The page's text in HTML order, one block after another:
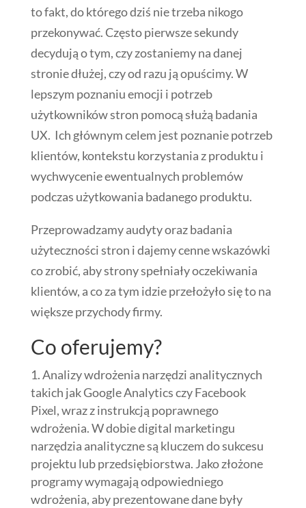
to fakt, do którego dziś nie trzeba nikogo
przekonywać. Często pierwsze sekundy
decydują o tym, czy zostaniemy na danej
stronie dłużej, czy od razu ją opuścimy. W
lepszym poznaniu emocji i potrzeb
użytkowników stron pomocą służą badania
UX. Ich głównym celem jest poznanie potrzeb
klientów, kontekstu korzystania z produktu i
wychwycenie ewentualnych problemów
podczas użytkowania badanego produktu.
Przeprowadzamy audyty oraz badania
użyteczności stron i dajemy cenne wskazówki
co zrobić, aby strony spełniały oczekiwania
klientów, a co za tym idzie przełożyło się to na
większe przychody firmy.
Co oferujemy?
Analizy wdrożenia narzędzi analitycznych
takich jak Google Analytics czy Facebook
Pixel, wraz z instrukcją poprawnego
wdrożenia. W dobie digital marketingu
narzędzia analityczne są kluczem do sukcesu
projektu lub przedsiębiorstwa. Jako złożone
programy wymagają odpowiedniego
wdrożenia, aby prezentowane dane były